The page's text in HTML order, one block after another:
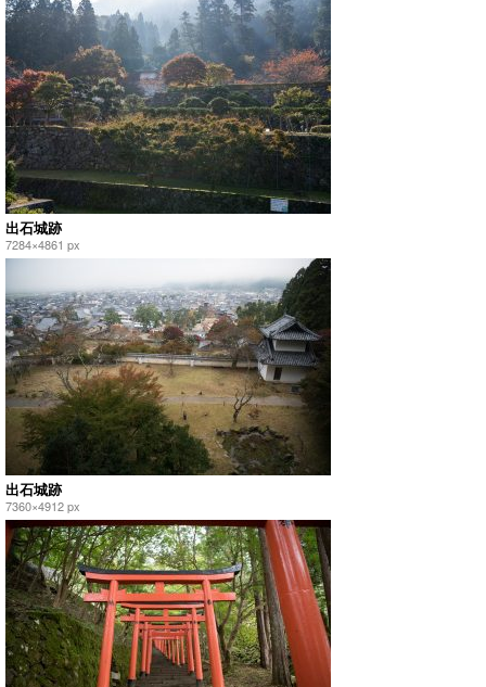
出石城跡
7284×4861 px
出石城跡
7360×4912 px